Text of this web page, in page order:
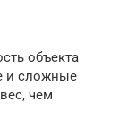
объекта
и сложные
чем